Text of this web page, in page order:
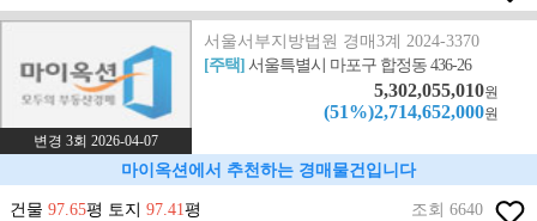
변경 3회 2026-04-07
서울서부지방법원 경매3계 2024-3370
[주택]서울특별시 마포구 합정동 436-26
5,302,055,010원
(51%)2,714,652,000원
마이옥션에서 추천하는 경매물건입니다
건물 97.65평 토지 97.41평 조회 6640